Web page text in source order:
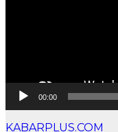
00:00
KABARPLUS.COM